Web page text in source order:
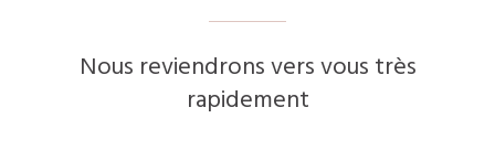
Nous reviendrons vers vous très
rapidement